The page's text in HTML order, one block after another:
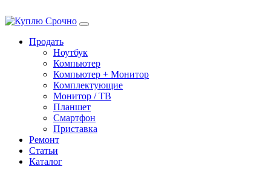
Продать
Ноутбук
Компьютер
Компьютер + Монитор
Комплектующие
Монитор / ТВ
Планшет
Смартфон
Приставка
Ремонт
Статьи
Каталог